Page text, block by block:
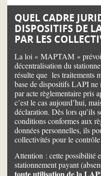
QUEL CADRE
DISPOSITIFS DE
PAR LES
La loi « MAPTAM »
décentralisation du
résulte que les traitements
base de dispositifs LAPI ne
par acte règlementaire pris
c’est le cas aujourd’hui,
déclaration. Dès lors qu’ils
conditions conformes aux
données personnelles, ils
collectivités pour le
Attention : cette possibilité
stationnement payant